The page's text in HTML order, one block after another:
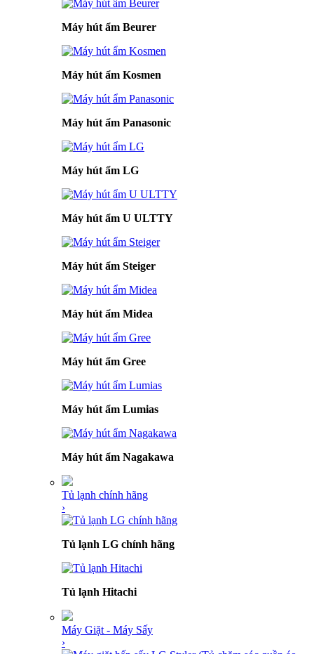
Máy hút ẩm Beurer
Máy hút ẩm Kosmen
Máy hút ẩm Panasonic
Máy hút ẩm LG
Máy hút ẩm U ULTTY
Máy hút ẩm Steiger
Máy hút ẩm Midea
Máy hút ẩm Gree
Máy hút ẩm Lumias
Máy hút ẩm Nagakawa
Tủ lạnh chính hãng
›
Tủ lạnh LG chính hãng
Tủ lạnh Hitachi
Máy Giặt - Máy Sấy
›